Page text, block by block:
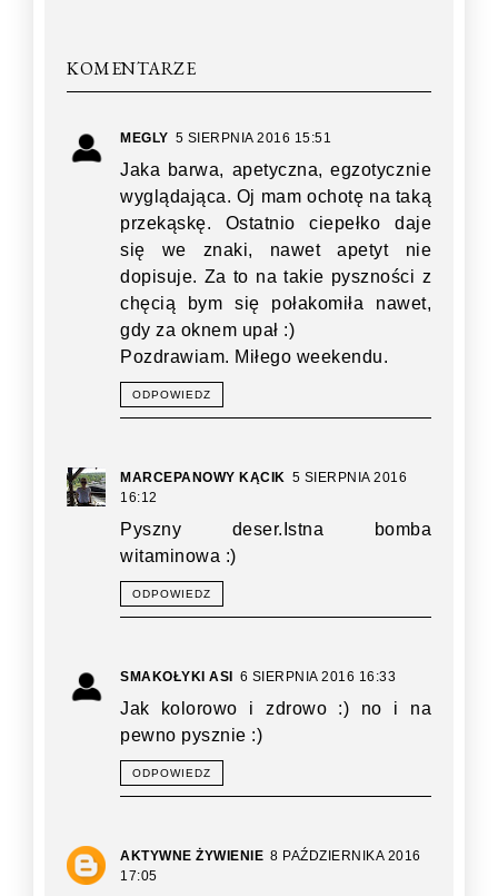
KOMENTARZE
MEGLY 5 SIERPNIA 2016 15:51
Jaka barwa, apetyczna, egzotycznie
wyglądająca. Oj mam ochotę na taką
przekąskę. Ostatnio ciepełko daje
się we znaki, nawet apetyt nie
dopisuje. Za to na takie pyszności z
chęcią bym się połakomiła nawet,
gdy za oknem upał :)
Pozdrawiam. Miłego weekendu.
ODPOWIEDZ
MARCEPANOWY KĄCIK 5 SIERPNIA 2016
16:12
Pyszny deser.Istna bomba
witaminowa :)
ODPOWIEDZ
SMAKOŁYKI ASI 6 SIERPNIA 2016 16:33
Jak kolorowo i zdrowo :) no i na
pewno pysznie :)
ODPOWIEDZ
AKTYWNE ŻYWIENIE 8 PAŹDZIERNIKA 2016
17:05